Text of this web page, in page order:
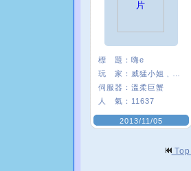
標 題： 嗨e
玩 家：
伺服器： 溫柔巨蟹
人 氣： 11637
2013/11/05